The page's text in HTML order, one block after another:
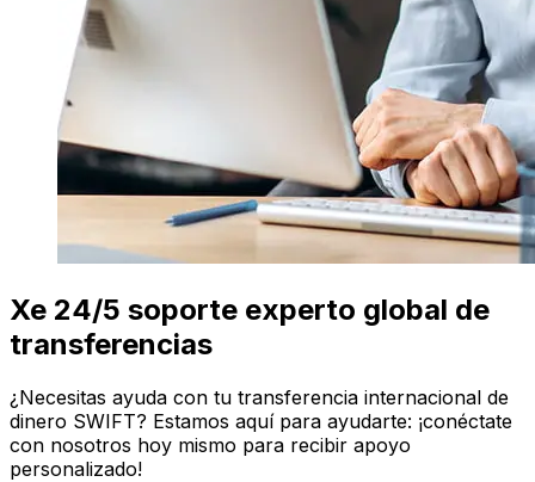
Xe 24/5 soporte experto global de
transferencias
¿Necesitas ayuda con tu transferencia internacional de
dinero SWIFT? Estamos aquí para ayudarte: ¡conéctate
con nosotros hoy mismo para recibir apoyo
personalizado!